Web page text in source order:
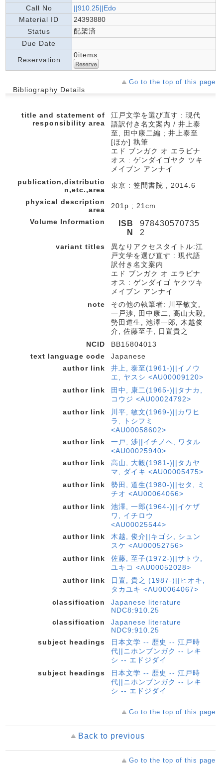
Call No
||910.25||Edo
Material ID
24393880
Status
配架済
Due Date
Reservation
0items
Go to the top of this page
Bibliography Details
title and statement of
responsibility area
江戸文学を選び直す : 現代
語訳付き名文案内 / 井上泰
至, 田中康二編 ; 井上泰至
[ほか] 執筆
エド ブンガク オ エラビナ
オス : ゲンダイゴヤク ツキ
メイブン アンナイ
publication,distributio
n,etc.,area
東京 : 笠間書院 , 2014.6
physical description
area
201p ; 21cm
Volume Information
ISB
N
978430570735
2
variant titles
異なりアクセスタイトル:江
戸文学を選び直す : 現代語
訳付き名文案内
エド ブンガク オ エラビナ
オス : ゲンダイゴ ヤクツキ
メイブン アンナイ
note
その他の執筆者: 川平敏文,
一戸渉, 田中康二, 高山大毅,
勢田道生, 池澤一郎, 木越俊
介, 佐藤至子, 日置貴之
NCID
BB15804013
text language code
Japanese
author link
井上, 泰至(1961-)||イノウ
エ, ヤスシ <AU00009120>
author link
田中, 康二(1965-)||タナカ,
コウジ <AU00024792>
author link
川平, 敏文(1969-)||カワヒ
ラ, トシフミ
<AU00058602>
author link
一戸, 渉||イチノヘ, ワタル
<AU00025940>
author link
高山, 大毅(1981-)||タカヤ
マ, ダイキ <AU00005475>
author link
勢田, 道生(1980-)||セタ, ミ
チオ <AU00064066>
author link
池澤, 一郎(1964-)||イケザ
ワ, イチロウ
<AU00025544>
author link
木越, 俊介||キゴシ, シュン
スケ <AU00052756>
author link
佐藤, 至子(1972-)||サトウ,
ユキコ <AU00052028>
author link
日置, 貴之 (1987-)||ヒオキ,
タカユキ <AU00064067>
classification
Japanese literature
NDC8:910.25
classification
Japanese literature
NDC9:910.25
subject headings
日本文学 -- 歴史 -- 江戸時
代||ニホンブンガク -- レキ
シ -- エドジダイ
subject headings
日本文学 -- 歴史 -- 江戸時
代||ニホンブンガク -- レキ
シ -- エドジダイ
Go to the top of this page
Back to previous
Go to the top of this page